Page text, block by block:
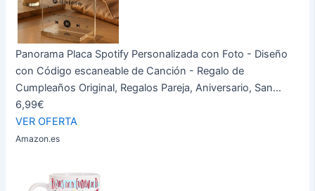
Panorama Placa Spotify Personalizada con Foto - Diseño
con Código escaneable de Canción - Regalo de
Cumpleaños Original, Regalos Pareja, Aniversario, San...
6,99€
VER OFERTA
Amazon.es